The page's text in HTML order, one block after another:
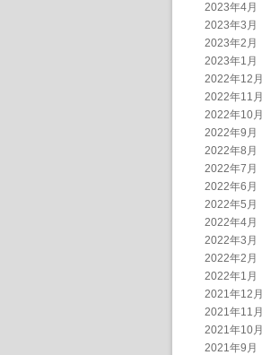
2023年4月
2023年3月
2023年2月
2023年1月
2022年12月
2022年11月
2022年10月
2022年9月
2022年8月
2022年7月
2022年6月
2022年5月
2022年4月
2022年3月
2022年2月
2022年1月
2021年12月
2021年11月
2021年10月
2021年9月